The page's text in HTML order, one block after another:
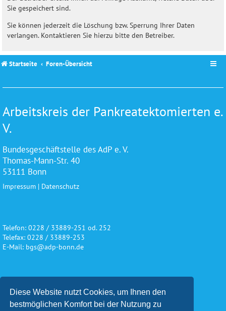
Diese Website nutzt Cookies, um Ihnen den
bestmöglichen Komfort bei der Nutzung zu
Sie gespeichert sind.
Sie können jederzeit die Löschung bzw. Sperrung Ihrer Daten
verlangen. Kontaktieren Sie hierzu bitte den Betreiber.
Startseite Foren-Übersicht
Arbeitskreis der Pankreatektomierten e.
V.
Bundesgeschäftstelle des AdP e. V.
Thomas-Mann-Str. 40
53111 Bonn
Impressum | Datenschutz
Telefon: 0228 / 33889-251 od. 252
Telefax: 0228 / 33889-253
E-Mail: bgs@adp-bonn.de
Wir danken für die freundliche
Unterstützung und Förderung